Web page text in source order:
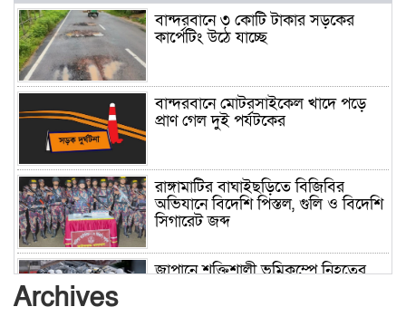
বান্দরবানে ৩ কোটি টাকার সড়কের
কার্পেটিং উঠে যাচ্ছে
বান্দরবানে মোটরসাইকেল খাদে পড়ে
প্রাণ গেল দুই পর্যটকের
রাঙ্গামাটির বাঘাইছড়িতে বিজিবির
অভিযানে বিদেশি পিস্তল, গুলি ও বিদেশি
সিগারেট জব্দ
জাপানে শক্তিশালী ভূমিকম্পে নিহতের
Archives